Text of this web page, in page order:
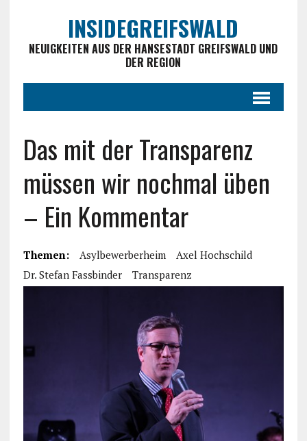
INSIDEGREIFSWALD
NEUIGKEITEN AUS DER HANSESTADT GREIFSWALD UND
DER REGION
Das mit der Transparenz
müssen wir nochmal üben
– Ein Kommentar
Themen: Asylbewerberheim
Axel Hochschild
Dr. Stefan Fassbinder
Transparenz